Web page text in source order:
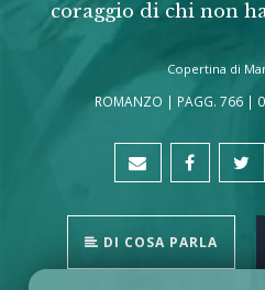
coraggio di chi non
Copertina di
ROMANZO | PAGG. 766 |
DI COSA PARLA